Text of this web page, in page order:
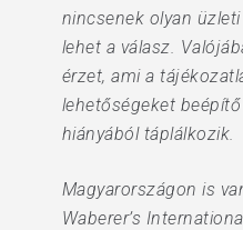
nincsenek olyan
lehet a válasz.
érzet, ami a
lehetőségeket
hiányából táplálkozik.
Magyarországon is
Waberer’s